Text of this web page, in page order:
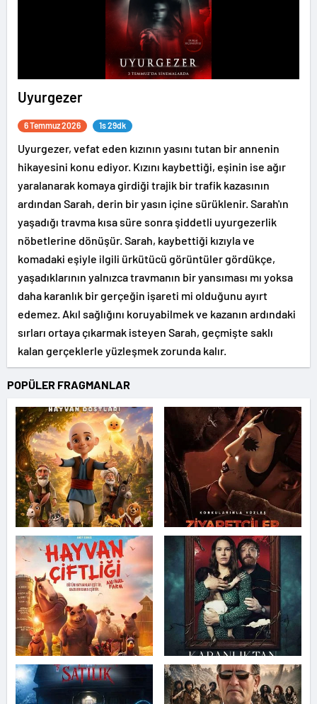
Uyurgezer
6 Temmuz 2026 1s 29dk
Uyurgezer, vefat eden kızının yasını tutan bir annenin
hikayesini konu ediyor. Kızını kaybettiği, eşinin ise ağır
yaralanarak komaya girdiği trajik bir trafik kazasının
ardından Sarah, derin bir yasın içine sürüklenir. Sarah'ın
yaşadığı travma kısa süre sonra şiddetli uyurgezerlik
nöbetlerine dönüşür. Sarah, kaybettiği kızıyla ve
komadaki eşiyle ilgili ürkütücü görüntüler gördükçe,
yaşadıklarının yalnızca travmanın bir yansıması mı yoksa
daha karanlık bir gerçeğin işareti mi olduğunu ayırt
edemez. Akıl sağlığını koruyabilmek ve kazanın ardındaki
sırları ortaya çıkarmak isteyen Sarah, geçmişte saklı
kalan gerçeklerle yüzleşmek zorunda kalır.
POPÜLER FRAGMANLAR